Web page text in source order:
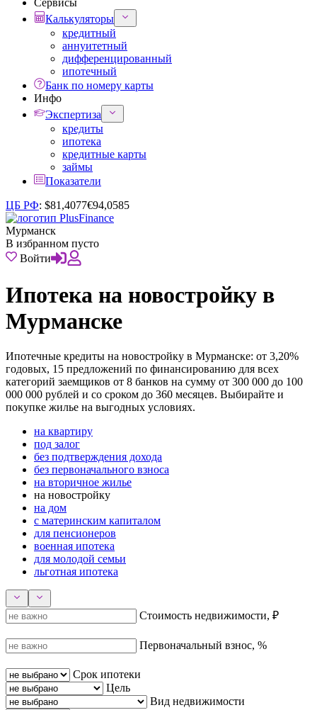
Сервисы
Калькуляторы
кредитный
аннуитетный
дифференцированный
ипотечный
Банк по номеру карты
Инфо
Экспертиза
кредиты
ипотека
кредитные карты
займы
Показатели
ЦБ РФ: $81,4077€94,0585
Мурманск
В избранном пусто
Войти
Ипотека на новостройку в
Мурманске
Ипотечные кредиты на новостройку в Мурманске: от 3,20%
годовых, 15 предложений по финансированию для всех
категорий заемщиков от 8 банков на сумму от 300 000 до 100
000 000 рублей и со сроком до 360 месяцев. Выбирайте и
покупке жилье на выгодных условиях.
на квартиру
под залог
без подтверждения дохода
без первоначального взноса
на вторичное жилье
на новостройку
на дом
с материнским капиталом
для пенсионеров
военная ипотека
для молодой семьи
льготная ипотека
Стоимость недвижимости, ₽
Первоначальный взнос, %
Срок ипотеки
Цель
Вид недвижимости